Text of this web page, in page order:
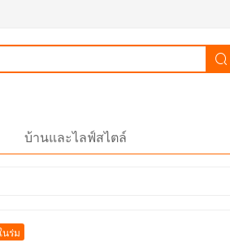
บ้านและไลฟ์สไตล์
นร่ม